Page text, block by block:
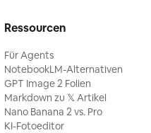
Ressourcen
Für Agents
NotebookLM-Alternativen
GPT Image 2 Folien
Markdown zu 𝕏 Artikel
Nano Banana 2 vs. Pro
KI-Fotoeditor